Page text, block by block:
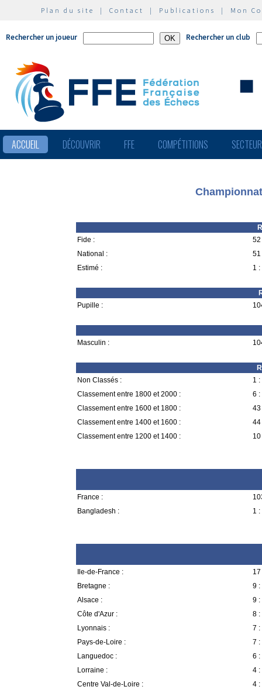
Plan du site | Contact | Publications | Mon
Rechercher un joueur Rechercher un club
ACCUEIL DÉCOUVRIR FFE COMPÉTITIONS
Fide :
52
National :
51
Estimé :
1 :
Pupille :
Masculin :
Non Classés :
1 :
Classement entre 1800 et 2000 :
6 :
Classement entre 1600 et 1800 :
43
Classement entre 1400 et 1600 :
44
Classement entre 1200 et 1400 :
10
France :
Bangladesh :
1 :
Ile-de-France :
17
Bretagne :
9 :
Alsace :
9 :
Côte d'Azur :
8 :
Lyonnais :
7 :
Pays-de-Loire :
7 :
Languedoc :
6 :
Lorraine :
4 :
Centre Val-de-Loire :
4 :